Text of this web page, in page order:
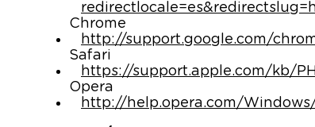
Chrome
http://support.google.com/
Safari
https://support.apple.com/kb/
Opera
http://help.opera.com/Windows/